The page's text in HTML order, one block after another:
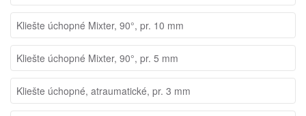
Kliešte úchopné Mixter, 90°, pr. 10 mm
Kliešte úchopné Mixter, 90°, pr. 5 mm
Kliešte úchopné, atraumatické, pr. 3 mm